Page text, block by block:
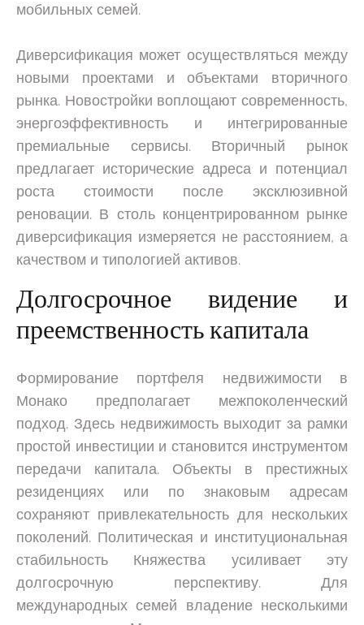
мобильных семей.
Диверсификация может осуществляться между
новыми проектами и объектами вторичного
рынка. Новостройки воплощают современность,
энергоэффективность и интегрированные
премиальные сервисы. Вторичный рынок
предлагает исторические адреса и потенциал
роста стоимости после эксклюзивной
реновации. В столь концентрированном рынке
диверсификация измеряется не расстоянием, а
качеством и типологией активов.
Долгосрочное видение и
преемственность капитала
Формирование портфеля недвижимости в
Монако предполагает межпоколенческий
подход. Здесь недвижимость выходит за рамки
простой инвестиции и становится инструментом
передачи капитала. Объекты в престижных
резиденциях или по знаковым адресам
сохраняют привлекательность для нескольких
поколений. Политическая и институциональная
стабильность Княжества усиливает эту
долгосрочную перспективу. Для
международных семей владение несколькими